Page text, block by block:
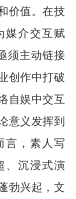
价值。在技
媒介交互赋
须主动链接
创作中打破
自娱中交互
意义发挥到
言，素人写
、沉浸式演
勃兴起，文